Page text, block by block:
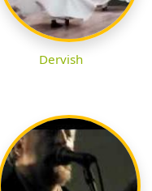
Dervish